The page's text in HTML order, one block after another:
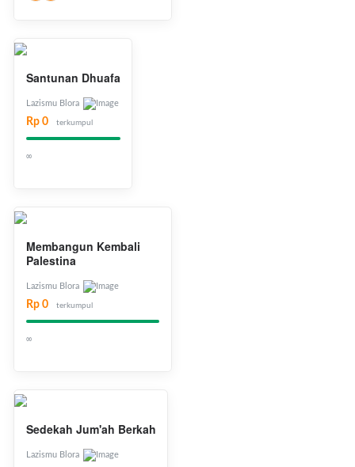
Santunan Dhuafa
Lazismu Blora
Rp 0 terkumpul
∞
Membangun Kembali
Palestina
Lazismu Blora
Rp 0 terkumpul
∞
Sedekah Jum'ah Berkah
Lazismu Blora